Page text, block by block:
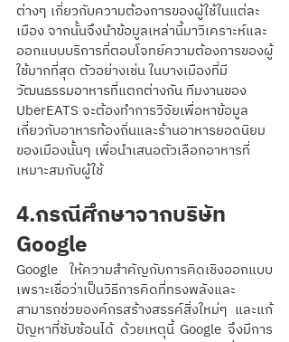
ต่างๆ เกี่ยวกับความต้องการของผู้ใช้ในแต่ละ
เมือง จากนั้นจึงนำข้อมูลเหล่านี้มาวิเคราะห์และ
ออกแบบบริการที่ตอบโจทย์ความต้องการของผู้
ใช้มากที่สุด ตัวอย่างเช่น ในบางเมืองที่มี
วัฒนธรรมอาหารที่แตกต่างกัน ทีมงานของ
UberEATS จะต้องทำการวิจัยเพื่อหาข้อมูล
เกี่ยวกับอาหารท้องถิ่นและร้านอาหารยอดนิยม
ของเมืองนั้นๆ เพื่อนำเสนอตัวเลือกอาหารที่
เหมาะสมกับผู้ใช้
4.กรณีศึกษาจากบริษัท
Google
Google ให้ความสำคัญกับการคิดเชิงออกแบบ
เพราะเชื่อว่าเป็นวิธีการคิดที่ทรงพลังและ
สามารถช่วยองค์กรสร้างสรรค์สิ่งใหม่ๆ และแก้
ปัญหาที่ซับซ้อนได้ ด้วยเหตุนี้ Google จึงมีการ